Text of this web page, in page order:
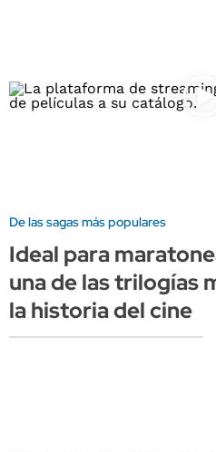
De las sagas más populares
Ideal para
una de las trilogías
la historia del cine